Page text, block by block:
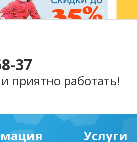
37
приятно работать!
Услуги